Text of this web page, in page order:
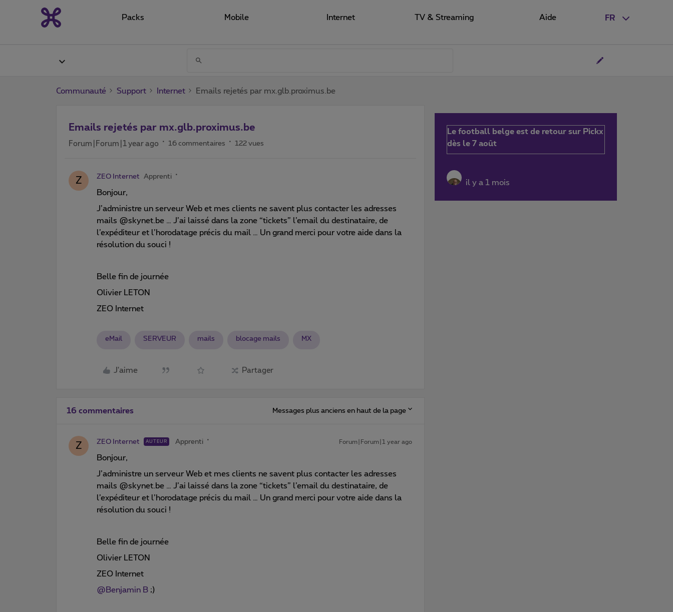
FR
Packs Mobile Internet TV & Streaming Aide
Communauté Support Internet Emails rejetés par mx.glb.proximus.be
Emails rejetés par mx.glb.proximus.be
Forum|Forum|1 year ago 16 commentaires 122 vues
Z ZEO Internet Apprenti
Bonjour,
J’administre un serveur Web et mes clients ne savent plus contacter les adresses
mails @skynet.be … J’ai laissé dans la zone “tickets” l’email du destinataire, de
l’expéditeur et l’horodatage précis du mail … Un grand merci pour votre aide dans la
résolution du souci !
Belle fin de journée
Olivier LETON
ZEO Internet
eMail SERVEUR mails blocage mails MX
J'aime Partager
16 commentaires Messages plus anciens en haut de la page
Z ZEO Internet AUTEUR Apprenti Forum|Forum|1 year ago
Bonjour,
J’administre un serveur Web et mes clients ne savent plus contacter les adresses
mails @skynet.be … J’ai laissé dans la zone “tickets” l’email du destinataire, de
l’expéditeur et l’horodatage précis du mail … Un grand merci pour votre aide dans la
résolution du souci !
Belle fin de journée
Olivier LETON
ZEO Internet
@Benjamin B ;)
Le football belge est de retour sur Pickx
dès le 7 août
il y a 1 mois